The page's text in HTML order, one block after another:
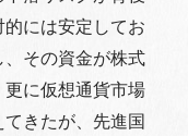
には安定してお
、その資金が株式
に仮想通貨市場
きたが、先進国